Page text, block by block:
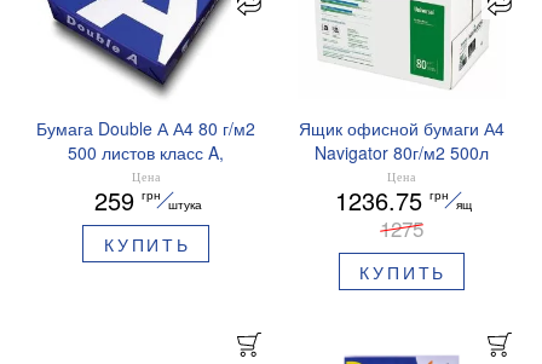
Бумага Double А А4 80 г/м2
500 листов класс A,
A4.80.Double.A
Цена
259 грн
штука
КУПИТЬ
Ящик офисной бумаги А4
Navigator 80г/м2 500л
класс A 5 пачек
A4.80.Navigator.box
Цена
1236.75 грн
ящ
1275
КУПИТЬ